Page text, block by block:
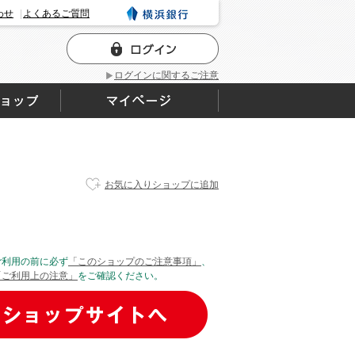
ログインに関するご注意
せ よくあるご質問
お気に入りショップに追加
用の前に必ず 「このショップのご注意事項」 、
利用上の注意」 をご確認ください。